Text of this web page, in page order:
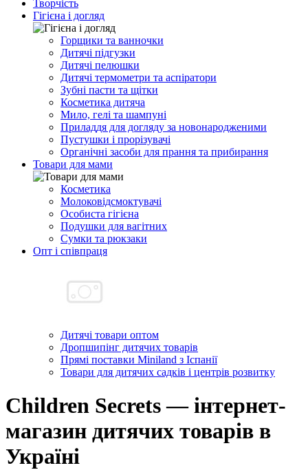
Творчість
Гігієна і догляд
Горщики та ванночки
Дитячі підгузки
Дитячі пелюшки
Дитячі термометри та аспіратори
Зубні пасти та щітки
Косметика дитяча
Мило, гелі та шампуні
Приладдя для догляду за новонародженими
Пустушки і прорізувачі
Органічні засоби для прання та прибирання
Товари для мами
Косметика
Молоковідсмоктувачі
Особиста гігієна
Подушки для вагітних
Сумки та рюкзаки
Опт і співпраця
Дитячі товари оптом
Дропшипінг дитячих товарів
Прямі поставки Miniland з Іспанії
Товари для дитячих садків і центрів розвитку
Children Secrets — інтернет-
магазин дитячих товарів в
Україні